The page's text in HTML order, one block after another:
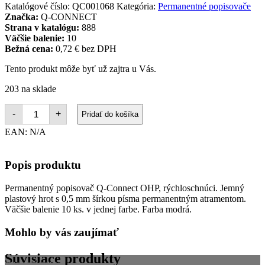
Katalógové číslo: QC001068 Kategória: Permanentné popisovače
Značka: Q-CONNECT
Strana v katalógu: 888
Väčšie balenie: 10
Bežná cena: 0,72 € bez DPH
Tento produkt môže byť už zajtra u Vás.
203 na sklade
-
množstvo
Permanentný
popisovač
Q-
0,5
mm,
čierny
+ Pridať do košíka
EAN: N/A
Popis produktu
Permanentný popisovač Q-Connect OHP, rýchloschnúci. Jemný
plastový hrot s 0,5 mm šírkou písma permanentným atramentom.
Väčšie balenie 10 ks. v jednej farbe. Farba modrá.
Mohlo by vás zaujímať
Súvisiace produkty